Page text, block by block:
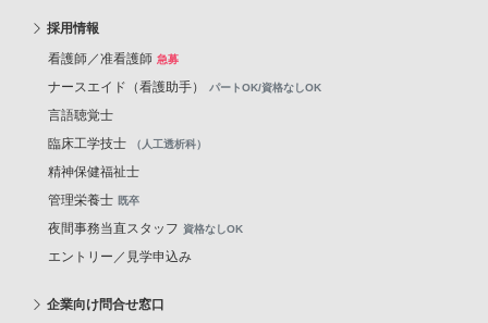
採用情報
看護師／准看護師 急募
ナースエイド（看護助手） パートOK/資格なしOK
言語聴覚士
臨床工学技士
（人工透析科）
精神保健福祉士
管理栄養士 既卒
夜間事務当直スタッフ 資格なしOK
エントリー／見学申込み
企業向け問合せ窓口